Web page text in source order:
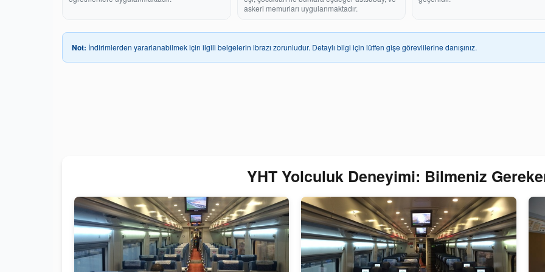
askeri memurları uygulanmaktadır.
Not: İndirimlerden yararlanabilmek için ilgili belgelerin ibrazı zorunludur. Detaylı bilgi için lütfen gişe görevlilerine danışınız.
YHT Yolculuk Deneyimi: Bilmeniz